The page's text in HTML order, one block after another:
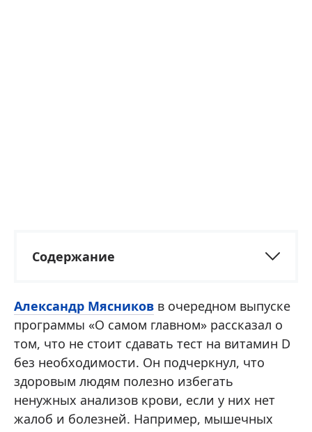
Содержание
Александр Мясников в очередном выпуске
программы «О самом главном» рассказал о
том, что не стоит сдавать тест на витамин D
без необходимости. Он подчеркнул, что
здоровым людям полезно избегать
ненужных анализов крови, если у них нет
жалоб и болезней. Например, мышечных